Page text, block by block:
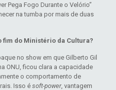
Pega Fogo Durante o Velório”
na tumba por mais de duas
fim do Ministério da Cultura?
no show em que Gilberto Gil
ONU, ficou clara a capacidade
o comportamento de
Isso é soft-power, vantagem